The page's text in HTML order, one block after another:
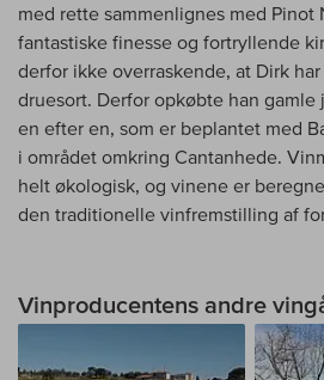
med rette sammenlignes med Pinot
fantastiske finesse og fortryllende
derfor ikke overraskende, at Dirk
druesort. Derfor opkøbte han gamle
en efter en, som er beplantet med
i området omkring Cantanhede.
helt økologisk, og vinene er
den traditionelle vinfremstilling af
Vinproducentens andre